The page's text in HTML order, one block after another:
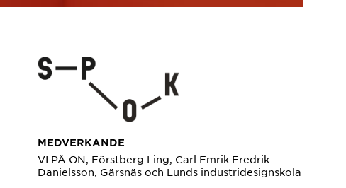
MEDVERKANDE
VI PÅ ÖN, Förstberg Ling, Carl Emrik Fredrik
Danielsson, Gärsnäs och Lunds industridesignskola